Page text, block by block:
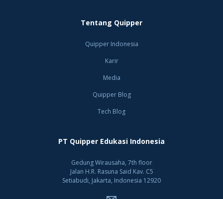
Tentang Quipper
Quipper Indonesia
Karir
Media
Quipper Blog
Tech Blog
PT Quipper Edukasi Indonesia
Gedung Wirausaha, 7th floor
Jalan H.R. Rasuna Said Kav. C5
Setiabudi, Jakarta, Indonesia 12920